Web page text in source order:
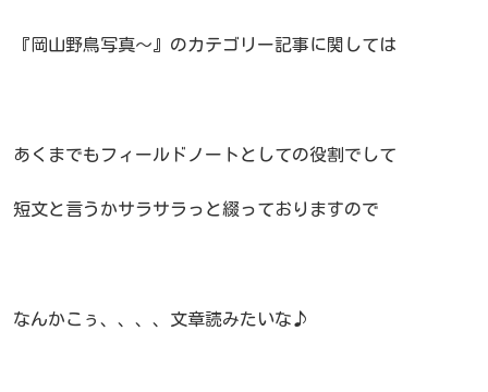
『岡山野鳥写真～』のカテゴリー記事に関しては
あくまでもフィールドノートとしての役割でして
短文と言うかサラサラっと綴っておりますので
なんかこぅ、、、、文章読みたいな♪